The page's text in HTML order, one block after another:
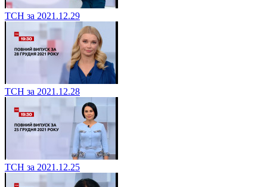
ТСН за 2021.12.29
ТСН за 2021.12.28
ТСН за 2021.12.25